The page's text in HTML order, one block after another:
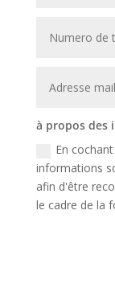
à propos des
En
informations
afin d'être
le cadre de la